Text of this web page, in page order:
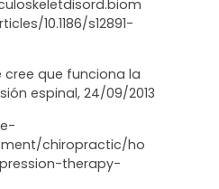
10.1186/s12891-
cree que funciona la
espinal, 24/09/2013
chiropractic/ho
therapy-